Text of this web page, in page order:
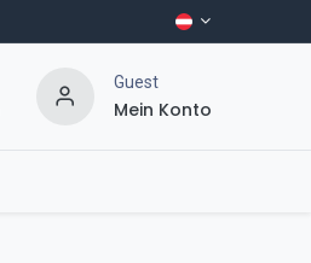
Guest
Mein Konto